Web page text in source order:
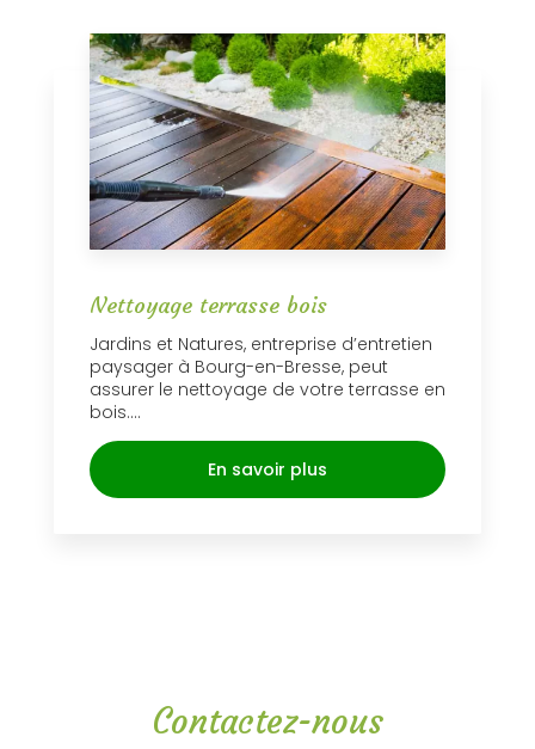
Nettoyage terrasse bois
Jardins et Natures, entreprise d’entretien
paysager à Bourg-en-Bresse, peut
assurer le nettoyage de votre terrasse en
bois....
En savoir plus
Contactez-nous